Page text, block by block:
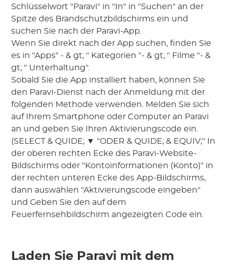
Schlüsselwort "Paravi" in "In" in "Suchen" an der
Spitze des Brandschutzbildschirms ein und
suchen Sie nach der Paravi-App.
Wenn Sie direkt nach der App suchen, finden Sie
es in "Apps" - & gt; " Kategorien "- & gt; " Filme "- &
gt; " Unterhaltung".
Sobald Sie die App installiert haben, können Sie
den Paravi-Dienst nach der Anmeldung mit der
folgenden Methode verwenden. Melden Sie sich
auf Ihrem Smartphone oder Computer an Paravi
an und geben Sie Ihren Aktivierungscode ein.
(SELECT & QUIDE; ▼ "ODER & QUIDE; & EQUIV;" In
der oberen rechten Ecke des Paravi-Website-
Bildschirms oder "Kontoinformationen (Konto)" in
der rechten unteren Ecke des App-Bildschirms,
dann auswählen "Aktivierungscode eingeben"
und Geben Sie den auf dem
Feuerfernsehbildschirm angezeigten Code ein.
Laden Sie Paravi mit dem